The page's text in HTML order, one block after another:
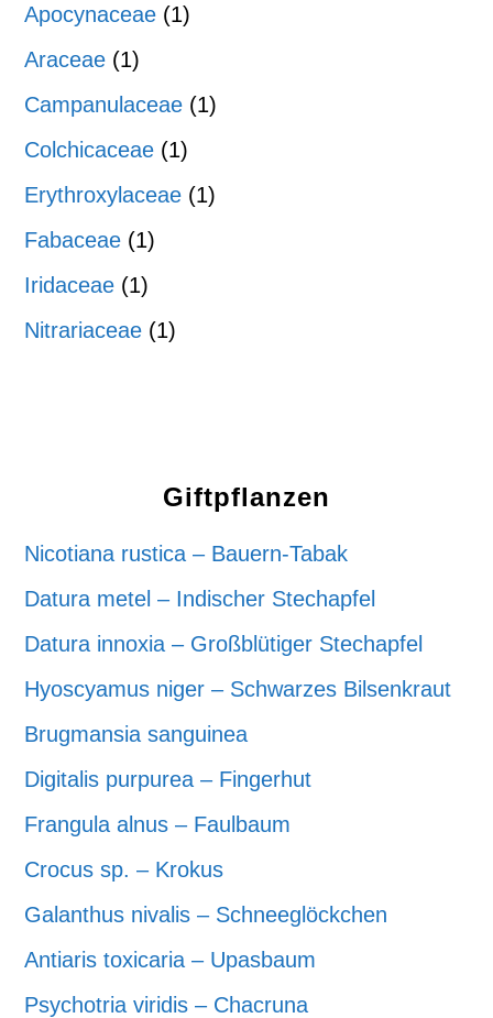
Apocynaceae (1)
Araceae (1)
Campanulaceae (1)
Colchicaceae (1)
Erythroxylaceae (1)
Fabaceae (1)
Iridaceae (1)
Nitrariaceae (1)
Giftpflanzen
Nicotiana rustica – Bauern-Tabak
Datura metel – Indischer Stechapfel
Datura innoxia – Großblütiger Stechapfel
Hyoscyamus niger – Schwarzes Bilsenkraut
Brugmansia sanguinea
Digitalis purpurea – Fingerhut
Frangula alnus – Faulbaum
Crocus sp. – Krokus
Galanthus nivalis – Schneeglöckchen
Antiaris toxicaria – Upasbaum
Psychotria viridis – Chacruna